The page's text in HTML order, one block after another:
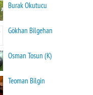
Burak Okutucu
Gökhan Bilgehan
Osman Tosun (K)
Teoman Bilgin